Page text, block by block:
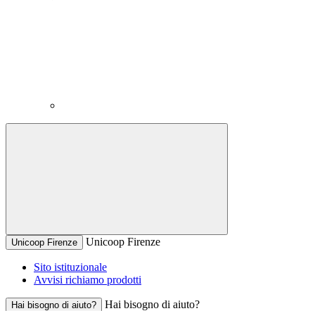
Unicoop Firenze Unicoop Firenze
Sito istituzionale
Avvisi richiamo prodotti
Hai bisogno di aiuto? Hai bisogno di aiuto?